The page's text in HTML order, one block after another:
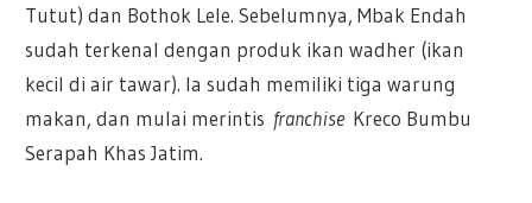
Tutut) dan Bothok Lele. Sebelumnya, Mbak Endah
sudah terkenal dengan produk ikan wadher (ikan
kecil di air tawar). Ia sudah memiliki tiga warung
makan, dan mulai merintis franchiseKreco Bumbu
Serapah Khas Jatim.